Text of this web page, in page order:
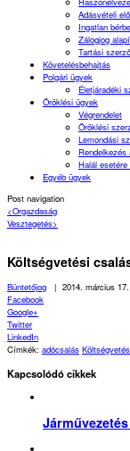
Adásvételi
Ingatlan
Zálogjog
Tartási
Követelésbehajtás
Polgári ügyek
Életjáradéki
Öröklési ügyek
Végrendelet
Öröklési
Lemondási
Rendelkezés
Halál
Egyéb ügyek
Post navigation
<Orgazdaság
Vesztegetés>
Költségvetési
Büntetőjog | 2014. március 17.
Facebook
Google+
Twitter
LinkedIn
Címkék: adócsalás
Kapcsolódó cikkek